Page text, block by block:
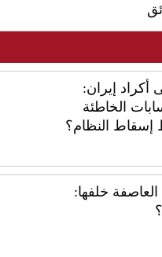
أكراد إيران:
الخاطئة
إسقاط النظام؟
خلفها: